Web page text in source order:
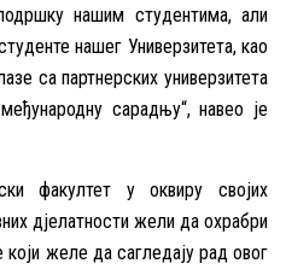
нашим студентима, али
нашег Универзитета, као
са партнерских универзитета
сарадњу“, навео је
факултет у оквиру својих
дјелатности жели да охрабри
који желе да сагледају рад овог